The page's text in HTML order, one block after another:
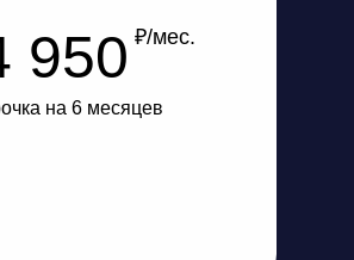
₽/мес.
950
на 6 месяцев